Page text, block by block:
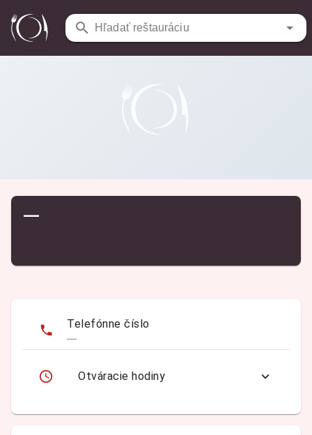
Hľadať reštauráciu
Reštaurácie /
—
Telefónne číslo
—
Otváracie hodiny